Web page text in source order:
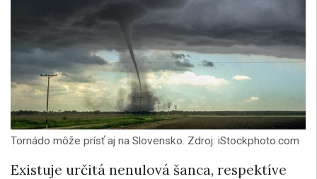
Tornádo môže prísť aj na Slovensko. Zdroj: iStockphoto.com
Existuje určitá nenulová šanca, respektíve